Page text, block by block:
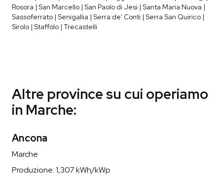
Rosora | San Marcello | San Paolo di Jesi | Santa Maria Nuova |
Sassoferrato | Senigallia | Serra de' Conti | Serra San Quirico |
Sirolo | Staffolo | Trecastelli
Altre province su cui operiamo
in Marche:
Ancona
Marche
Produzione:1,307kWh/kWp